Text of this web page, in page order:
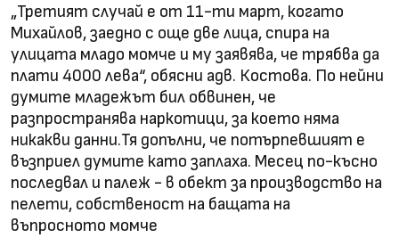
„Третият случай е от 11-ти март, когато
Михайлов, заедно с още две лица, спира на
улицата младо момче и му заявява, че трябва да
плати 4000 лева“, обясни адв. Костова. По нейни
думите младежът бил обвинен, че
разпространява наркотици, за което няма
никакви данни.Тя допълни, че потърпевшият е
възприел думите като заплаха. Месец по-късно
последвал и палеж - в обект за производство на
пелети, собственост на бащата на
въпросното момче